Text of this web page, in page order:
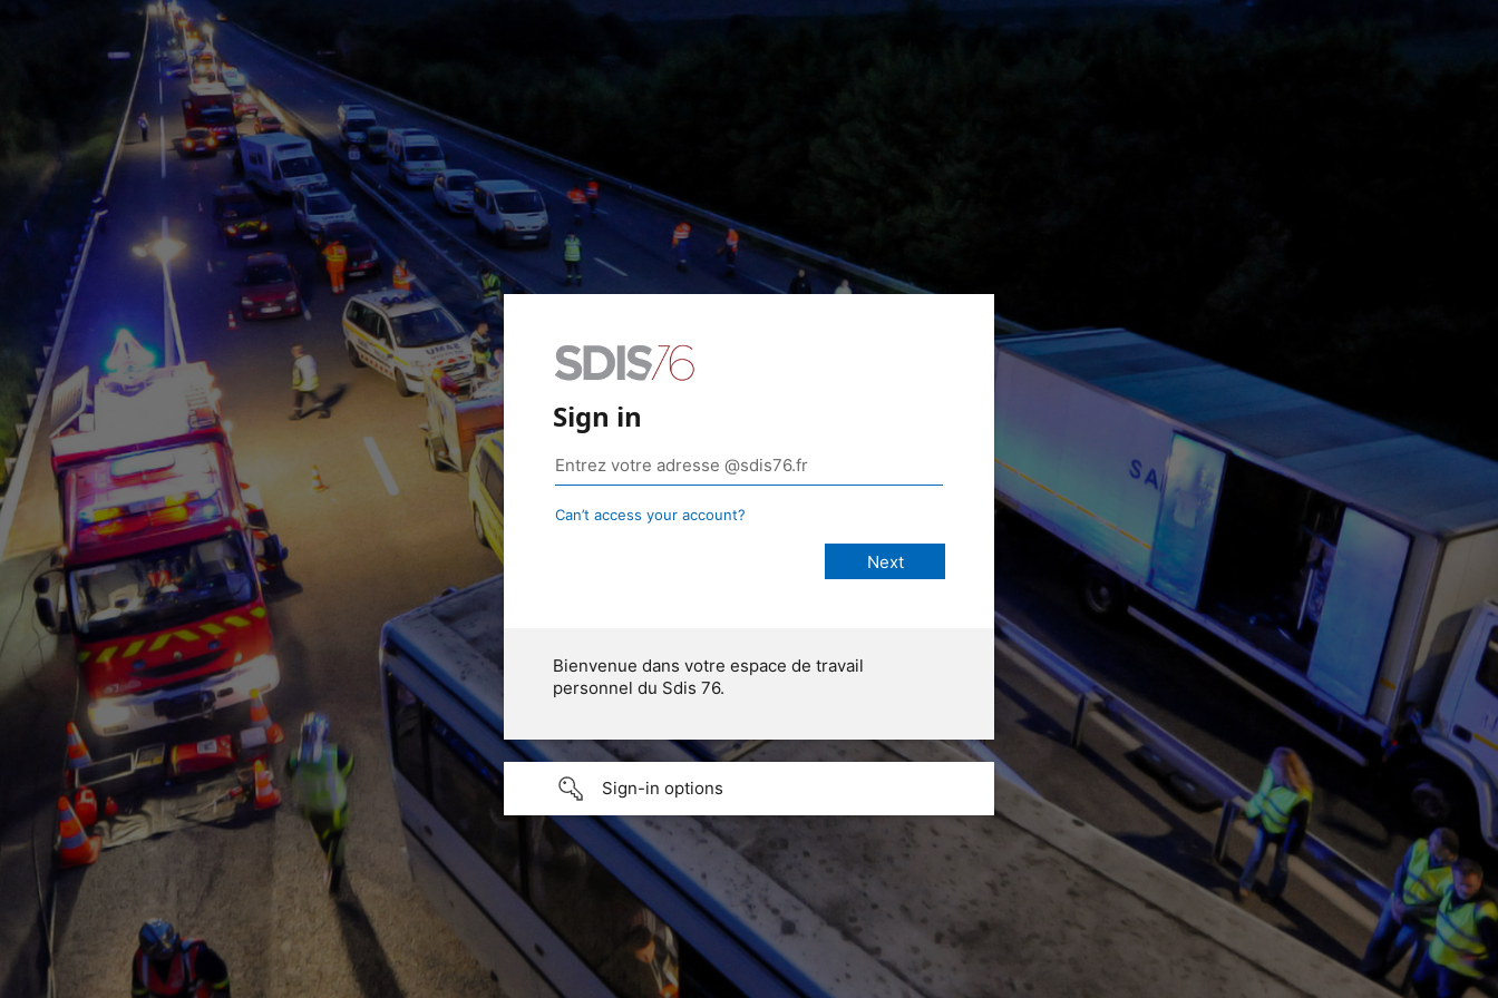
Sign in
Can’t access your account?
Bienvenue dans votre espace de travail
personnel du Sdis 76.
Sign-in options